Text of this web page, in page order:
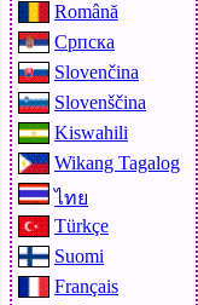
Română
Српска
Slovenčina
Slovenščina
Kiswahili
Wikang Tagalog
ไทย
Türkçe
Suomi
Français